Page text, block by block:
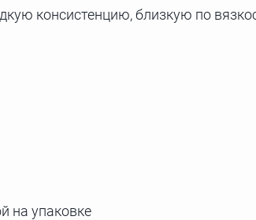
консистенцию, близкую по
на упаковке